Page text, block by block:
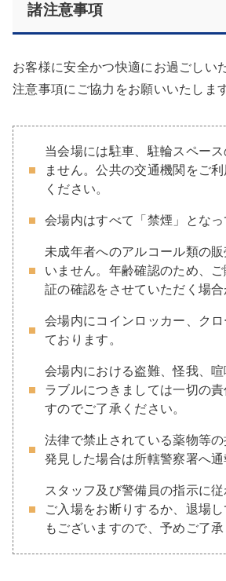
諸注意事項
お客様に安全かつ快適にお過ごしい
注意事項にご協力をお願いいたしま
当会場には駐車、駐輪スペー
ません。公共の交通機関をご
ください。
会場内はすべて「禁煙」となっ
未成年者へのアルコール類の
いません。年齢確認のため、
証の確認をさせていただく場合
会場内にコインロッカー、ク
ております。
会場内における盗難、怪我、喧
ラブルにつきましては一切の責
すのでご了承ください。
法律で禁止されている薬物等
発見した場合は所轄警察署へ通
スタッフ及び警備員の指示に
ご入場をお断りするか、退場
もございますので、予めご了